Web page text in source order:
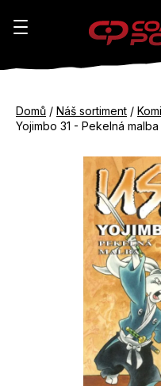
Domů / Náš sortiment /
Yojimbo 31 - Pekelná malba
K
do
do